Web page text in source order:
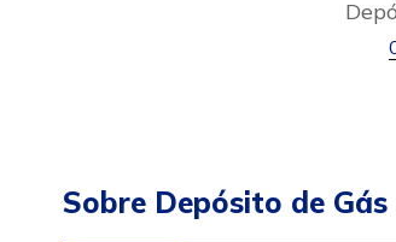
Sobre Depósito de Gás